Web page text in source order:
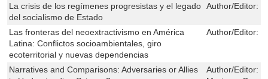
La crisis de los regímenes progresistas y el legado
del socialismo de Estado
Author/Editor:
Las fronteras del neoextractivismo en América
Latina: Conflictos socioambientales, giro
ecoterritorial y nuevas dependencias
Author/Editor:
Narratives and Comparisons: Adversaries or Allies
Author/Editor: